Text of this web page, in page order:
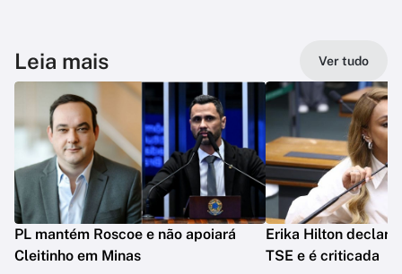
Leia mais Ver tudo
PL mantém Roscoe e não apoiará
Cleitinho em Minas
Erika Hilton declara
TSE e é criticada